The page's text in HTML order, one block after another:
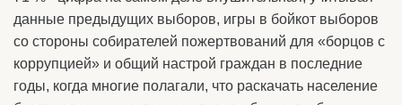
данные предыдущих выборов, игры в бойкот выборов
со стороны собирателей пожертвований для «борцов с
коррупцией» и общий настрой граждан в последние
годы, когда многие полагали, что раскачать население